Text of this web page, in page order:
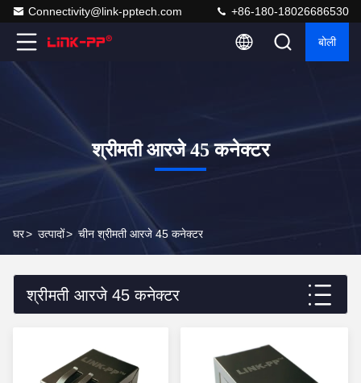
Connectivity@link-pptech.com +86-180-18026686530
बोली
श्रीमती आरजे 45 कनेक्टर
घर> उत्पादों> चीन श्रीमती आरजे 45 कनेक्टर
श्रीमती आरजे 45 कनेक्टर